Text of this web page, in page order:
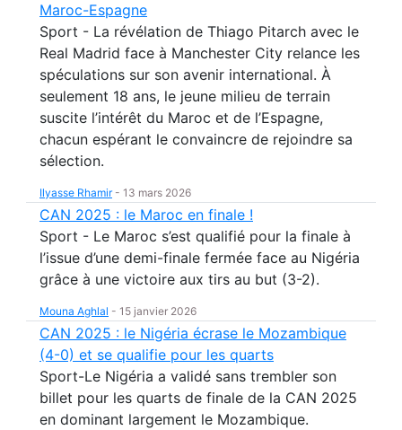
Maroc-Espagne
Sport - La révélation de Thiago Pitarch avec le
Real Madrid face à Manchester City relance les
spéculations sur son avenir international. À
seulement 18 ans, le jeune milieu de terrain
suscite l’intérêt du Maroc et de l’Espagne,
chacun espérant le convaincre de rejoindre sa
sélection.
Ilyasse Rhamir- 13 mars 2026
CAN 2025 : le Maroc en finale !
Sport - Le Maroc s’est qualifié pour la finale à
l’issue d’une demi-finale fermée face au Nigéria
grâce à une victoire aux tirs au but (3-2).
Mouna Aghlal - 15 janvier 2026
CAN 2025 : le Nigéria écrase le Mozambique
(4-0) et se qualifie pour les quarts
Sport-Le Nigéria a validé sans trembler son
billet pour les quarts de finale de la CAN 2025
en dominant largement le Mozambique.